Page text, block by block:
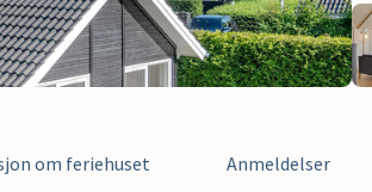
om feriehuset Anmeldelser